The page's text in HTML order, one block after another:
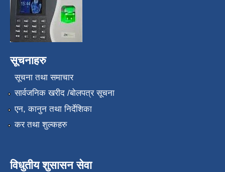
सूचनाहरु
सूचना तथा समाचार
सार्वजनिक खरीद /बोलपत्र सूचना
एन, कानुन तथा निर्देशिका
कर तथा शुल्कहरु
विधुतीय शुसासन सेवा